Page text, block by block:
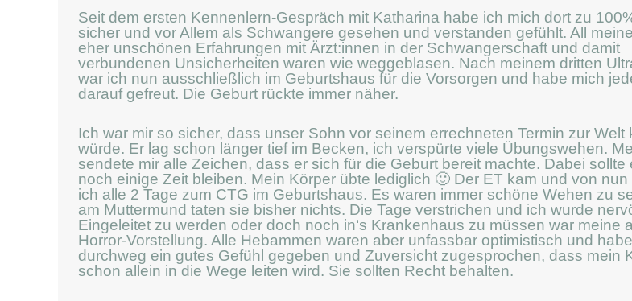
Seit dem ersten Kennenlern-Gespräch mit Katharina habe ich mich dort zu
sicher und vor Allem als Schwangere gesehen und verstanden gefühlt. All
eher unschönen Erfahrungen mit Ärzt:innen in der Schwangerschaft und damit
verbundenen Unsicherheiten waren wie weggeblasen. Nach meinem dritten
war ich nun ausschließlich im Geburtshaus für die Vorsorgen und habe mich
darauf gefreut. Die Geburt rückte immer näher.
Ich war mir so sicher, dass unser Sohn vor seinem errechneten Termin zur Welt
würde. Er lag schon länger tief im Becken, ich verspürte viele Übungswehen.
sendete mir alle Zeichen, dass er sich für die Geburt bereit machte. Dabei sollte
noch einige Zeit bleiben. Mein Körper übte lediglich 🙂 Der ET kam und von nun
ich alle 2 Tage zum CTG im Geburtshaus. Es waren immer schöne Wehen zu
am Muttermund taten sie bisher nichts. Die Tage verstrichen und ich wurde
Eingeleitet zu werden oder doch noch in‘s Krankenhaus zu müssen war meine
Horror-Vorstellung. Alle Hebammen waren aber unfassbar optimistisch und
durchweg ein gutes Gefühl gegeben und Zuversicht zugesprochen, dass mein
schon allein in die Wege leiten wird. Sie sollten Recht behalten.